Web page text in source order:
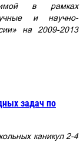
в рамках
и научно-
на 2009-2013
задач по
каникул 2-4